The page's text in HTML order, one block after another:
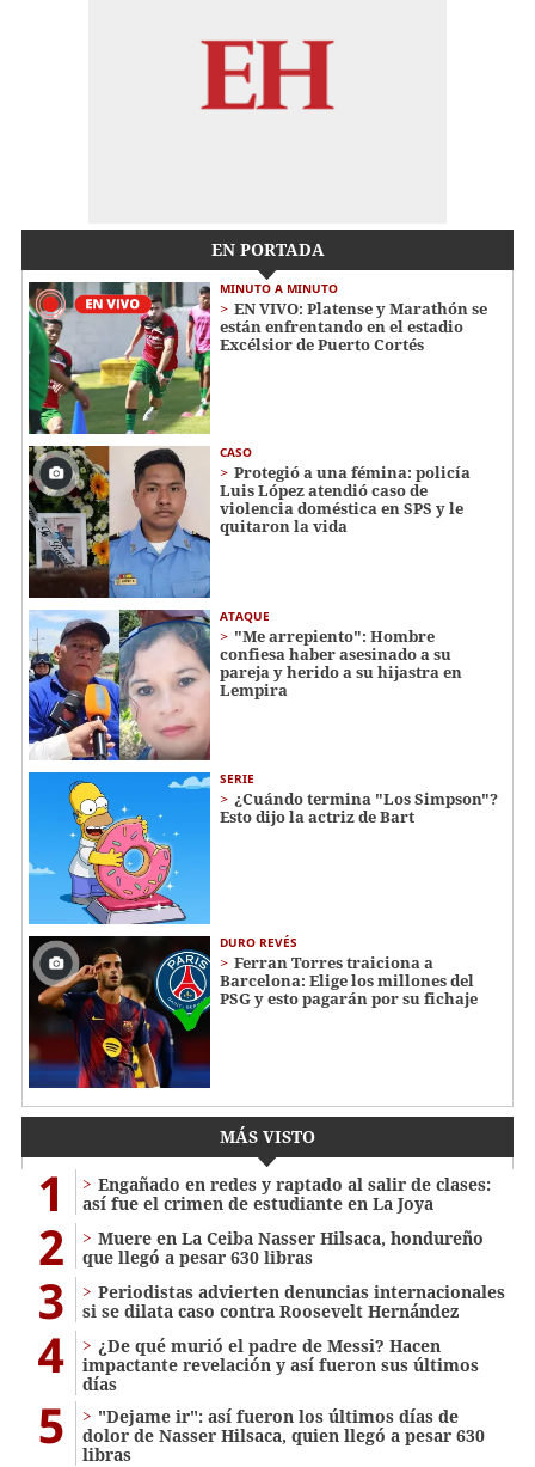
EN PORTADA
MINUTO A MINUTO
EN VIVO: Platense y Marathón se
están enfrentando en el estadio
Excélsior de Puerto Cortés
CASO
Protegió a una fémina: policía
Luis López atendió caso de
violencia doméstica en SPS y le
quitaron la vida
ATAQUE
"Me arrepiento": Hombre
confiesa haber asesinado a su
pareja y herido a su hijastra en
Lempira
SERIE
¿Cuándo termina "Los Simpson"?
Esto dijo la actriz de Bart
DURO REVÉS
Ferran Torres traiciona a
Barcelona: Elige los millones del
PSG y esto pagarán por su fichaje
MÁS VISTO
1
Engañado en redes y raptado al salir de clases:
así fue el crimen de estudiante en La Joya
2
Muere en La Ceiba Nasser Hilsaca, hondureño
que llegó a pesar 630 libras
3
Periodistas advierten denuncias internacionales
si se dilata caso contra Roosevelt Hernández
4
¿De qué murió el padre de Messi? Hacen
impactante revelación y así fueron sus últimos
días
5
"Dejame ir": así fueron los últimos días de
dolor de Nasser Hilsaca, quien llegó a pesar 630
libras